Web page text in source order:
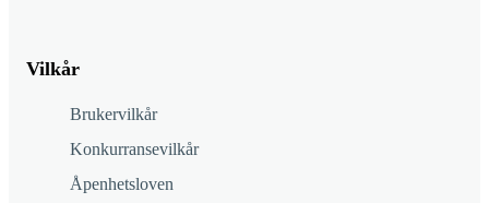
Vilkår
Brukervilkår
Konkurransevilkår
Åpenhetsloven